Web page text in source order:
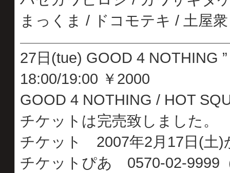
まっくま / ドコモテキ / 土屋衆
27日(tue) GOOD 4 NOTHING
18:00/19:00 ￥2000
GOOD 4 NOTHING / HOT
チケットは完売致しました。
チケット 2007年2月17日(土)
チケットぴあ 0570-02-9999